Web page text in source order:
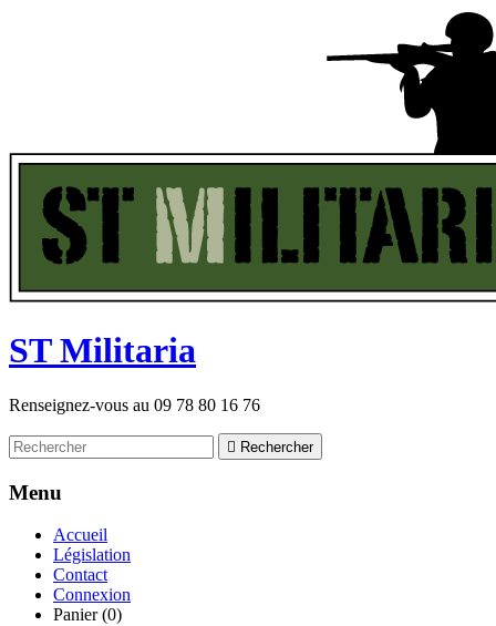
STMilitaria
Renseignez-vous au 09 78 80 16 76
 Rechercher
Menu
Accueil
Législation
Contact
Connexion
Panier (0)